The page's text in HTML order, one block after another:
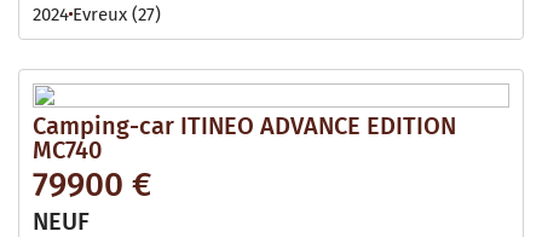
2024 Evreux (27)
Camping-car ITINEO ADVANCE EDITION
MC740
79900 €
NEUF